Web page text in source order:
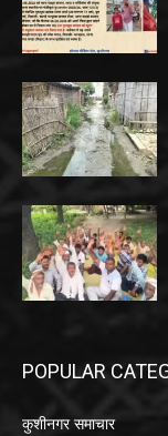
POPULAR
कुशीनगर समाचार